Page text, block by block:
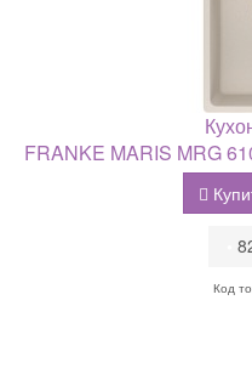
FRANKE MARIS MRG
Код